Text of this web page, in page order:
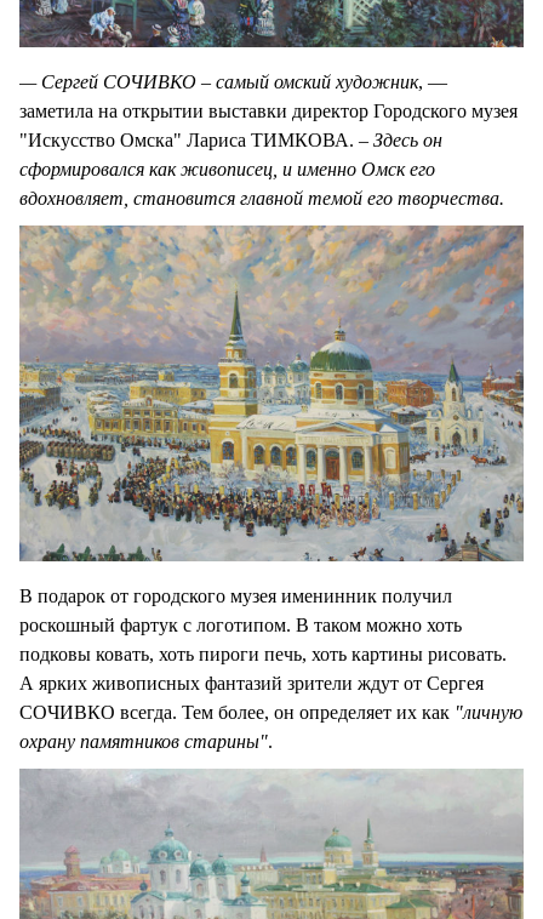
— Сергей СОЧИВКО – самый омский художник, —
заметила на открытии выставки директор Городского музея
"Искусство Омска" Лариса ТИМКОВА. – Здесь он
сформировался как живописец, и именно Омск его
вдохновляет, становится главной темой его творчества.
В подарок от городского музея именинник получил
роскошный фартук с логотипом. В таком можно хоть
подковы ковать, хоть пироги печь, хоть картины рисовать.
А ярких живописных фантазий зрители ждут от Сергея
СОЧИВКО всегда. Тем более, он определяет их как "личную
охрану памятников старины".